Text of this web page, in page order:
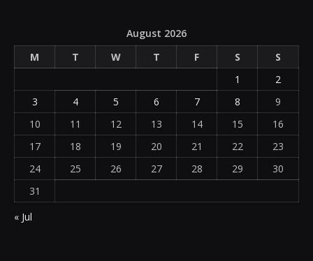
August 2026
M
T W T F S
S
1
2
3
4 5 6 7 8
9
10
11 12 13 14 15
16
17
18 19 20 21 22
23
24
25 26 27 28 29
30
31
« Jul